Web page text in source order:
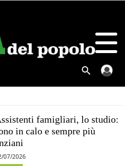
famigliari, lo studio:
in calo e sempre più
07/2026